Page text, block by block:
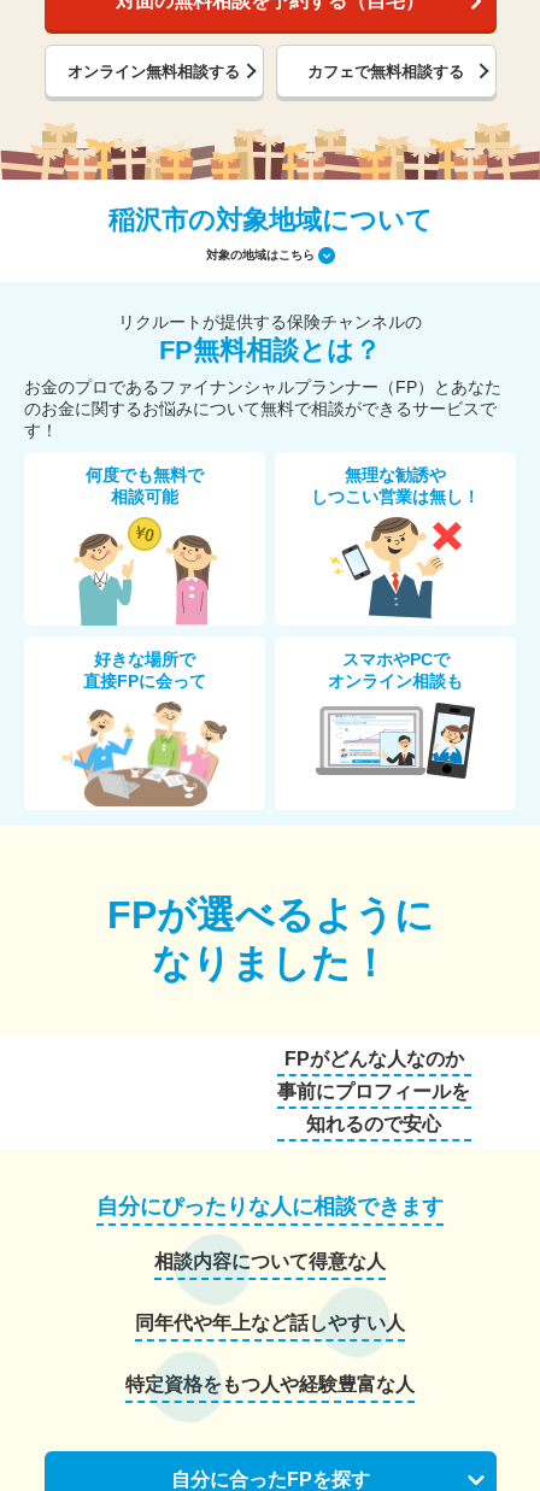
オンライン無料相談する カフェで無料相談する
稲沢市の対象地域について
対象の地域はこちら
リクルートが提供する保険チャンネルの
FP無料相談とは？
お金のプロであるファイナンシャルプランナー（FP）とあなた
のお金に関するお悩みについて無料で相談ができるサービスで
す！
何度でも無料で
相談可能
無理な勧誘や
しつこい営業は無し！
好きな場所で
直接FPに会って
スマホやPCで
オンライン相談も
FPが選べるように
なりました！
FPがどんな人なのか
事前にプロフィールを
知れるので安心
自分にぴったりな人に相談できます
相談内容について得意な人
同年代や年上など話しやすい人
特定資格をもつ人や経験豊富な人
自分に合ったFPを探す